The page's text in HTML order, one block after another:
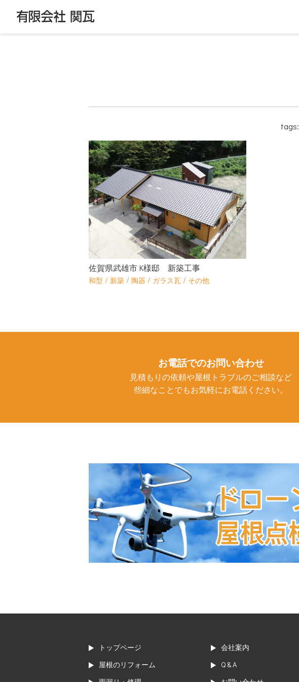
tags:
佐賀県武雄市 K様邸 新築工事
和型 / 新築 / 陶器 / ガラス瓦 / その他
お電話でのお問い合わせ
見積もりの依頼や屋根トラブルのご相談など
些細なことでもお気軽にお電話ください。
トップページ
会社案内
屋根のリフォーム
Q & A